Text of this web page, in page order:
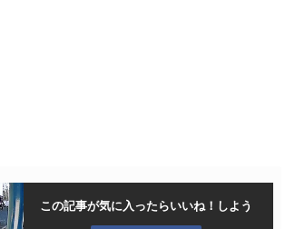
この記事が気に入ったらいいね！しよう